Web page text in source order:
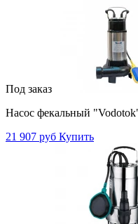
Под заказ
Насос фекальный
21 907 руб Купить